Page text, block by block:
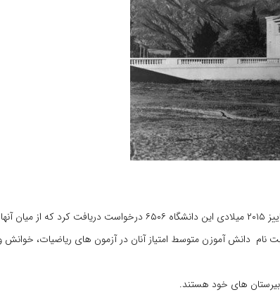
ثبت نام دانش آموزن متوسط امتیاز آنان در آزمون های ریاضیات،